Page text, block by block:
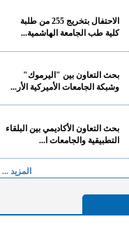
الاحتفال بتخريج 255 من طلبة
كلية طب الجامعة الهاشمية...
بحث التعاون بين "اليرموك"
وشبكة الجامعات الأميركية الأر...
بحث التعاون الأكاديمي بين البلقاء
التطبيقية والجامعات ا...
المزيد ...